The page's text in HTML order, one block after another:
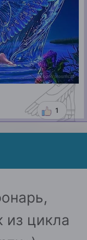
1
из цикла